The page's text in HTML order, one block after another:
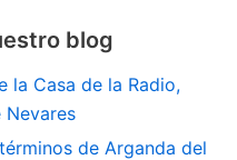
blog
la Casa de la Radio,
Nevares
de Arganda del